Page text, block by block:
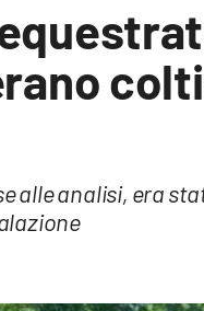
alle analisi, era